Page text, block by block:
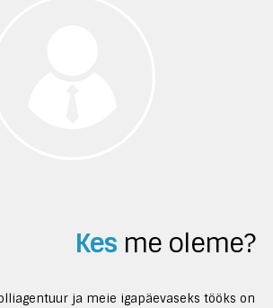
Kes me oleme?
ja meie igapäevaseks tööks on